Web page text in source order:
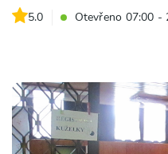
5.0
Otevřeno 07:00 -